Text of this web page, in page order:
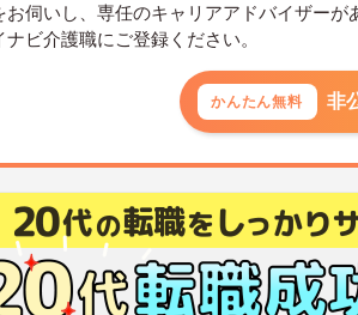
お伺いし、専任のキャリアアドバイザーが
ビ介護職にご登録ください。
かんたん無料 非